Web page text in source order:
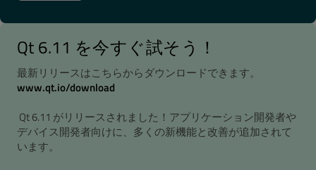
Qt 6.11 を今すぐ試そう！
最新リリースはこちらからダウンロードできます。
www.qt.io/download
Qt 6.11 がリリースされました！アプリケーション開発者や
デバイス開発者向けに、多くの新機能と改善が追加されて
います。